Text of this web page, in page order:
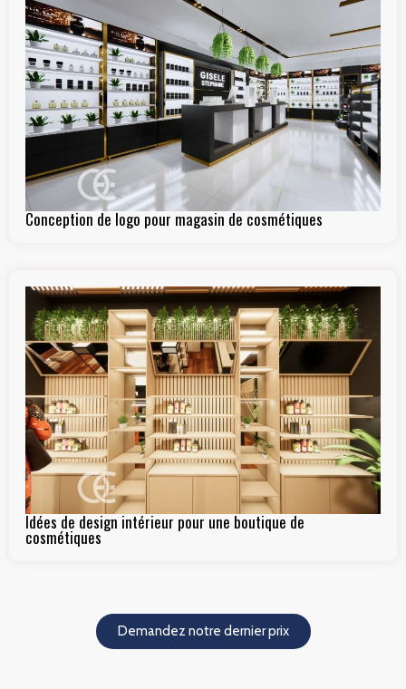
Conception de logo pour magasin de cosmétiques
Idées de design intérieur pour une boutique de
cosmétiques
Demandez notre dernier prix